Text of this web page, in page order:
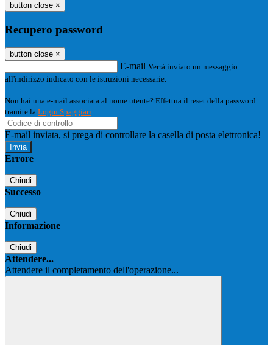
button close ×
Recupero password
button close ×
E-mail Verrà inviato un messaggio
all'indirizzo indicato con le istruzioni necessarie.
Non hai una e-mail associata al nome utente? Effettua il reset della password
tramite la Login Spaggiari
E-mail inviata, si prega di controllare la casella di posta elettronica!
Errore
Chiudi
Successo
Chiudi
Informazione
Chiudi
Attendere...
Attendere il completamento dell'operazione...